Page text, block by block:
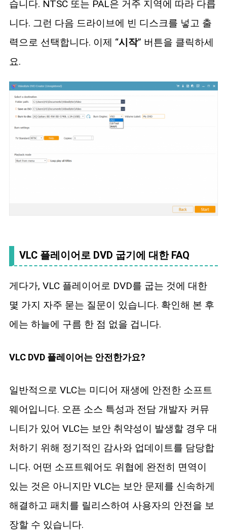
습니다. NTSC 또는 PAL은 거주 지역에 따라 다릅
니다. 그런 다음 드라이브에 빈 디스크를 넣고 출
력으로 선택합니다. 이제 “시작” 버튼을 클릭하세
요.
VLC 플레이어로 DVD 굽기에 대한 FAQ
게다가, VLC 플레이어로 DVD를 굽는 것에 대한
몇 가지 자주 묻는 질문이 있습니다. 확인해 본 후
에는 하늘에 구름 한 점 없을 겁니다.
VLC DVD 플레이어는 안전한가요?
일반적으로 VLC는 미디어 재생에 안전한 소프트
웨어입니다. 오픈 소스 특성과 전담 개발자 커뮤
니티가 있어 VLC는 보안 취약성이 발생할 경우 대
처하기 위해 정기적인 감사와 업데이트를 담당합
니다. 어떤 소프트웨어도 위협에 완전히 면역이
있는 것은 아니지만 VLC는 보안 문제를 신속하게
해결하고 패치를 릴리스하여 사용자의 안전을 보
장할 수 있습니다.